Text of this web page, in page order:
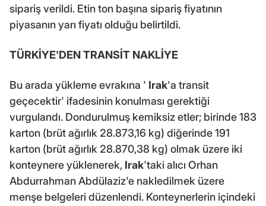
sipariş verildi. Etin ton başına sipariş fiyatının
piyasanın yarı fiyatı olduğu belirtildi.
TÜRKİYE'DEN TRANSİT NAKLİYE
Bu arada yükleme evrakına ' Irak'a transit
geçecektir' ifadesinin konulması gerektiği
vurgulandı. Dondurulmuş kemiksiz etler; birinde 183
karton (brüt ağırlık 28.873,16 kg) diğerinde 191
karton (brüt ağırlık 28.870,38 kg) olmak üzere iki
konteynere yüklenerek, Irak'taki alıcı Orhan
Abdurrahman Abdülaziz'e nakledilmek üzere
menşe belgeleri düzenlendi. Konteynerlerin içindeki